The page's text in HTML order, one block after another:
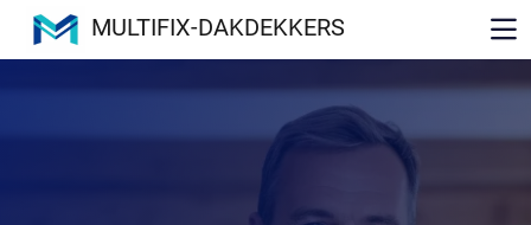
MULTIFIX-DAKDEKKERS